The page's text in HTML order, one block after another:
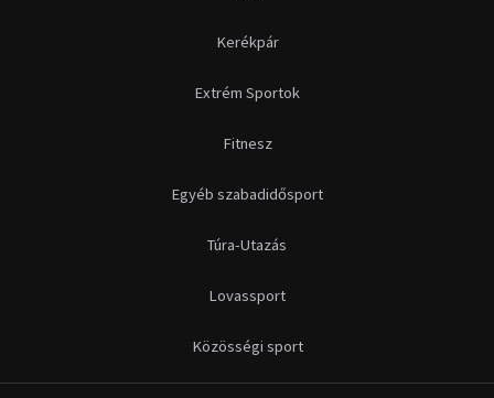
Kerékpár
Extrém Sportok
Fitnesz
Egyéb szabadidősport
Túra-Utazás
Lovassport
Közösségi sport